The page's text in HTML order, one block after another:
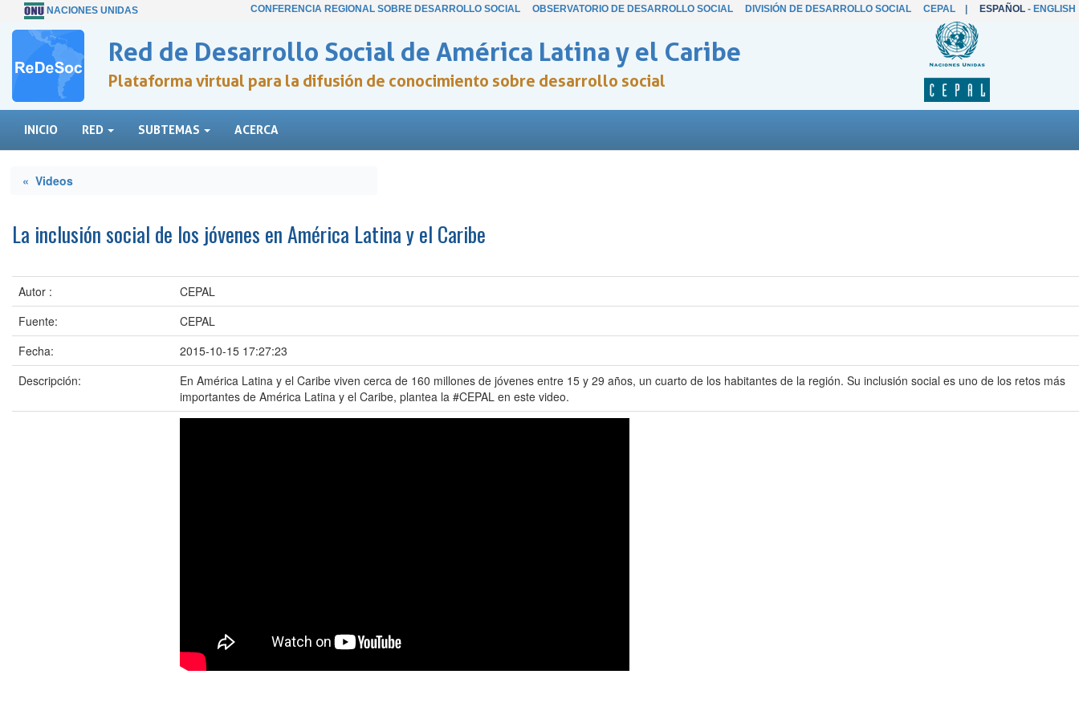
NACIONES UNIDAS CONFERENCIA REGIONAL SOBRE DESARROLLO SOCIAL OBSERVATORIO DE DESARROLLO SOCIAL DIVISIÓN DE DESARROLLO SOCIAL CEPAL| ESPAÑOL- ENGLISH
Red de Desarrollo Social de América Latina y el Caribe
Plataforma virtual para la difusión de conocimiento sobre desarrollo social
INICIO RED SUBTEMAS ACERCA
« Videos
La inclusión social de los jóvenes en América Latina y el Caribe
Autor :
CEPAL
Fuente:
CEPAL
Fecha:
2015-10-15 17:27:23
Descripción:
En América Latina y el Caribe viven cerca de 160 millones de jóvenes entre 15 y 29 años, un cuarto de los habitantes de la región. Su inclusión social es uno de los retos más
importantes de América Latina y el Caribe, plantea la #CEPAL en este video.